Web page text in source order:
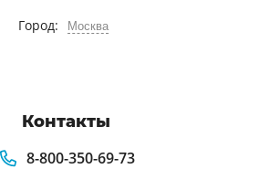
Город: Москва
Контакты
8-800-350-69-73